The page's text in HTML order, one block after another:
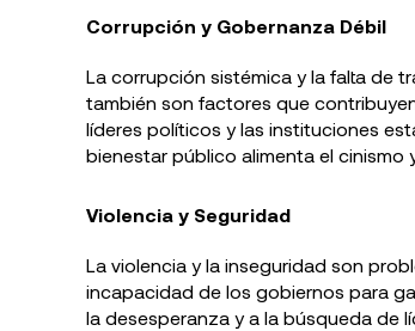
Corrupción y Gobernanza Débil
La corrupción sistémica y la falta de
también son factores que
líderes políticos y las instituciones
bienestar público alimenta el cinismo
Violencia y Seguridad
La violencia y la inseguridad son
incapacidad de los gobiernos para
la desesperanza y a la búsqueda de